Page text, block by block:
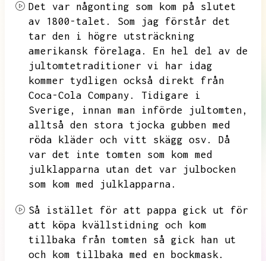
Det var någonting som kom på slutet
av 1800-talet.
Som jag förstår det
tar den i högre utsträckning
amerikansk förelaga.
En hel del av de
jultomtetraditioner vi har idag
kommer tydligen också direkt från
Coca-Cola Company.
Tidigare i
Sverige,
innan man införde jultomten,
alltså den stora tjocka gubben med
röda kläder och vitt skägg osv.
Då
var det inte tomten som kom med
julklapparna utan det var julbocken
som kom med julklapparna.
Så istället för att pappa gick ut för
att köpa kvällstidning och kom
tillbaka från tomten så gick han ut
och kom tillbaka med en bockmask.